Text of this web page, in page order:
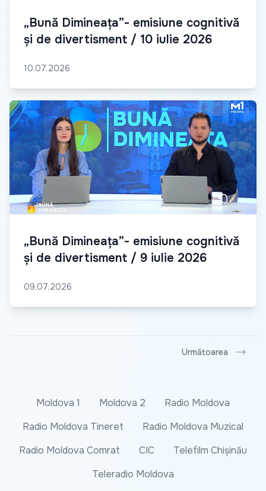
„Bună Dimineața”- emisiune cognitivă
și de divertisment / 10 iulie 2026
10.07.2026
„Bună Dimineața”- emisiune cognitivă
și de divertisment / 9 iulie 2026
09.07.2026
Următoarea
Moldova 1 Moldova 2
Radio Moldova
Radio Moldova Tineret
Radio Moldova Muzical
Radio Moldova Comrat
CIC
Telefilm Chișinău
Teleradio Moldova